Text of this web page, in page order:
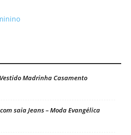
Madrinha Casamento
saia Jeans – Moda Evangélica